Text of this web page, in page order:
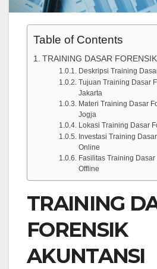
Table of Contents
TRAINING DASAR
Deskripsi Training
Tujuan Training Dasar
Jakarta
Materi Training Dasar
Jogja
Lokasi Training Dasar
Investasi Training
Online
Fasilitas Training
Offline
TRAINING
FORENSIK
AKUNTANSI